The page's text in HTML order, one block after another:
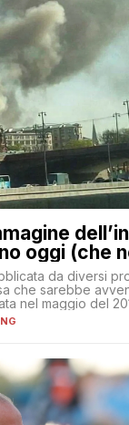
oggi (che
da diversi
che sarebbe
nel maggio del